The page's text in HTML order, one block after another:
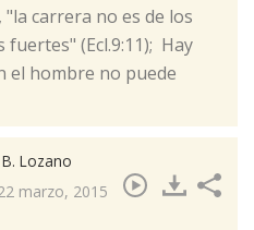
carrera no es de los
(Ecl.9:11); Hay
el hombre no puede
B. Lozano
marzo, 2015